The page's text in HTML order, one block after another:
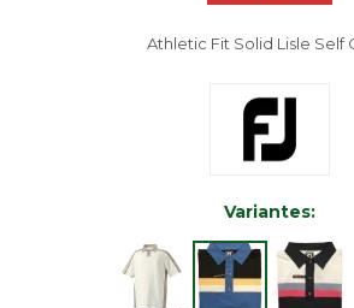
Athletic Fit Solid Lisle Self
Variantes: